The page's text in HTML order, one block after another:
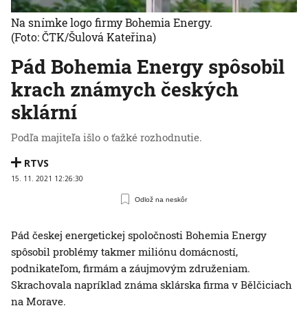
Pád Bohemia Energy spôsobil
krach známych českých
sklární
Podľa majiteľa išlo o ťažké rozhodnutie.
RTVS
15. 11. 2021 12:26:30
Odlož na neskôr
Na snímke logo firmy Bohemia Energy.
(Foto: ČTK/Šulová Kateřina)
Pád českej energetickej spoločnosti Bohemia Energy
spôsobil problémy takmer miliónu domácností,
podnikateľom, firmám a záujmovým združeniam.
Skrachovala napríklad známa sklárska firma v Bělčiciach
na Morave.